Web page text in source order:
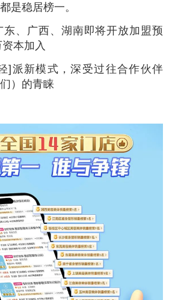
是稳居榜一。
东、广西、湖南即将开放加盟预
本加入
]派新模式，深受过往合作伙伴
）的青睐